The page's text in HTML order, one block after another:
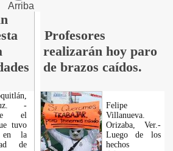
Arriba
Profesores
realizarán hoy paro
de brazos caídos.
-
el
tuvo
en la
de
Felipe
Villanueva.
Orizaba, Ver.-
Luego de los
hechos